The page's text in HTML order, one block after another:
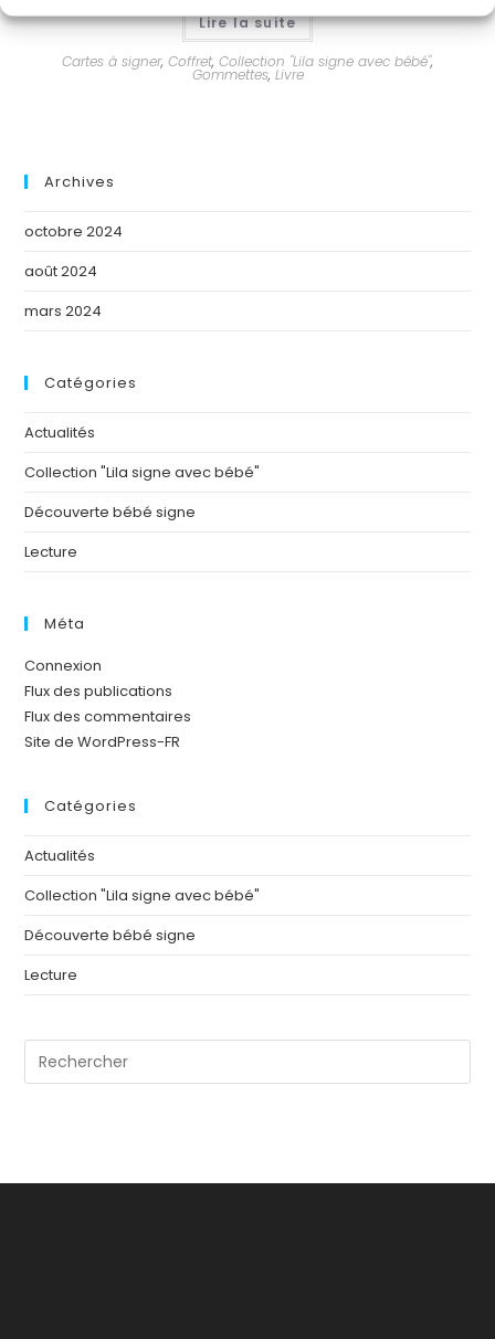
Lire la suite
Cartes à signer, Coffret, Collection "Lila signe avec bébé",
Gommettes, Livre
Archives
octobre 2024
août 2024
mars 2024
Catégories
Actualités
Collection "Lila signe avec bébé"
Découverte bébé signe
Lecture
Méta
Connexion
Flux des publications
Flux des commentaires
Site de WordPress-FR
Catégories
Actualités
Collection "Lila signe avec bébé"
Découverte bébé signe
Lecture